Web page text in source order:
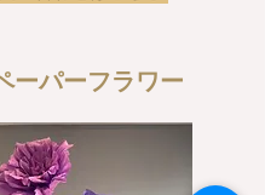
ーパーフラワー